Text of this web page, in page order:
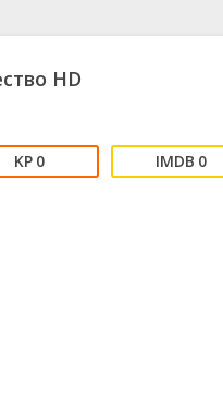
😱 Ужасы
🧝‍♂️ Фэнтези
HD
0 0